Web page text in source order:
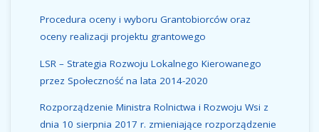
Procedura oceny i wyboru Grantobiorców oraz
oceny realizacji projektu grantowego
LSR – Strategia Rozwoju Lokalnego Kierowanego
przez Społeczność na lata 2014-2020
Rozporządzenie Ministra Rolnictwa i Rozwoju Wsi z
dnia 10 sierpnia 2017 r. zmieniające rozporządzenie